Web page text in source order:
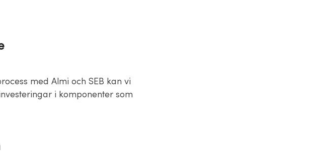
med Almi och SEB kan vi
i komponenter som